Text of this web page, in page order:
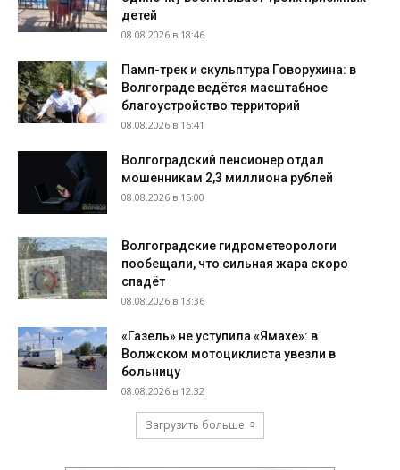
детей
08.08.2026 в 18:46
Памп-трек и скульптура Говорухина: в
Волгограде ведётся масштабное
благоустройство территорий
08.08.2026 в 16:41
Волгоградский пенсионер отдал
мошенникам 2,3 миллиона рублей
08.08.2026 в 15:00
Волгоградские гидрометеорологи
пообещали, что сильная жара скоро
спадёт
08.08.2026 в 13:36
«Газель» не уступила «Ямахе»: в
Волжском мотоциклиста увезли в
больницу
08.08.2026 в 12:32
Загрузить больше